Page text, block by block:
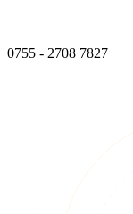
0755 - 2708 7827